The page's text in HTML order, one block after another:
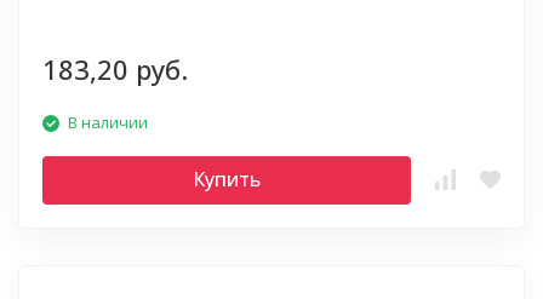
183,20 руб.
В наличии
Купить